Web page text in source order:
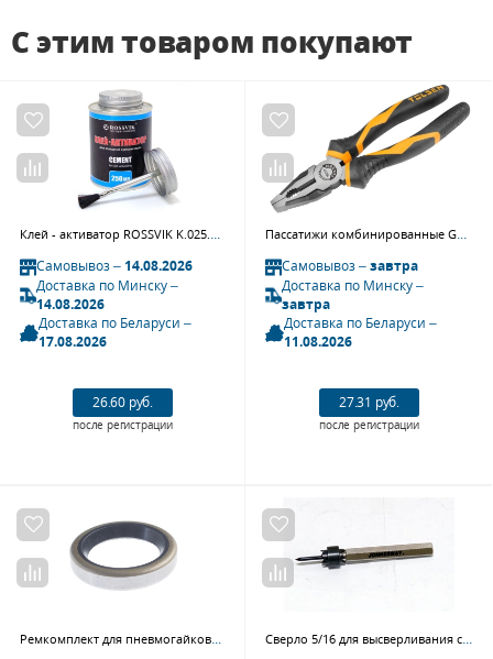
С этим товаром покупают
Клей - активатор ROSSVIK K.025.K.2, 250мл (банка с кистью)
Самовывоз –14.08.2026
Доставка по Минску –
14.08.2026
Доставка по Беларуси –
17.08.2026
26.60 руб.
после регистрации
Пассатижи комбинированные GRIPro 180 мм TOLSEN TT10016
Самовывоз –завтра
Доставка по Минску –
завтра
Доставка по Беларуси –
11.08.2026
27.31 руб.
после регистрации